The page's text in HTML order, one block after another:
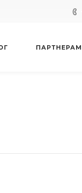
ПАРТНЕРАМ